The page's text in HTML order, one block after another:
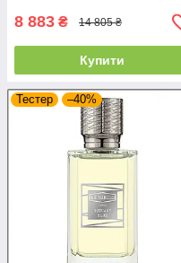
8 883 ₴ 14 805 ₴
Купити
Тестер –40%